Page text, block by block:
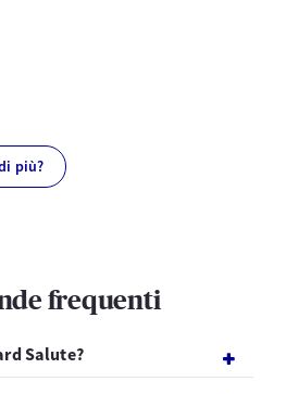
più?
frequenti
Salute?